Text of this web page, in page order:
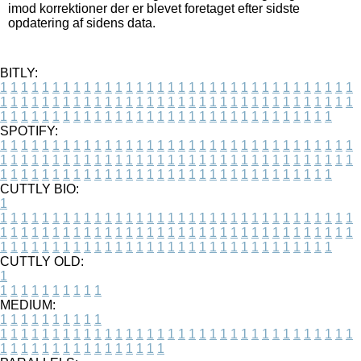
imod korrektioner der er blevet foretaget efter sidste
opdatering af sidens data.
BITLY:
1 1 1 1 1 1 1 1 1 1 1 1 1 1 1 1 1 1 1 1 1 1 1 1 1 1 1 1 1 1 1 1 1 1
1 1 1 1 1 1 1 1 1 1 1 1 1 1 1 1 1 1 1 1 1 1 1 1 1 1 1 1 1 1 1 1 1 1
1 1 1 1 1 1 1 1 1 1 1 1 1 1 1 1 1 1 1 1 1 1 1 1 1 1 1 1 1 1 1 1
SPOTIFY:
1 1 1 1 1 1 1 1 1 1 1 1 1 1 1 1 1 1 1 1 1 1 1 1 1 1 1 1 1 1 1 1 1 1
1 1 1 1 1 1 1 1 1 1 1 1 1 1 1 1 1 1 1 1 1 1 1 1 1 1 1 1 1 1 1 1 1 1
1 1 1 1 1 1 1 1 1 1 1 1 1 1 1 1 1 1 1 1 1 1 1 1 1 1 1 1 1 1 1 1
CUTTLY BIO:
1
1 1 1 1 1 1 1 1 1 1 1 1 1 1 1 1 1 1 1 1 1 1 1 1 1 1 1 1 1 1 1 1 1 1
1 1 1 1 1 1 1 1 1 1 1 1 1 1 1 1 1 1 1 1 1 1 1 1 1 1 1 1 1 1 1 1 1 1
1 1 1 1 1 1 1 1 1 1 1 1 1 1 1 1 1 1 1 1 1 1 1 1 1 1 1 1 1 1 1 1
CUTTLY OLD:
1
1 1 1 1 1 1 1 1 1 1
MEDIUM:
1 1 1 1 1 1 1 1 1 1
1 1 1 1 1 1 1 1 1 1 1 1 1 1 1 1 1 1 1 1 1 1 1 1 1 1 1 1 1 1 1 1 1 1
1 1 1 1 1 1 1 1 1 1 1 1 1 1 1 1